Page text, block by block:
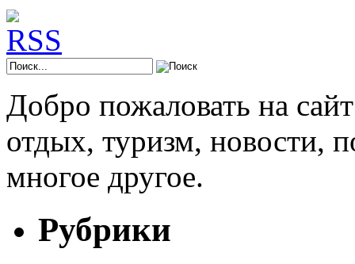
Добро пожаловать на
отдых, туризм, новости,
многое другое.
Рубрики